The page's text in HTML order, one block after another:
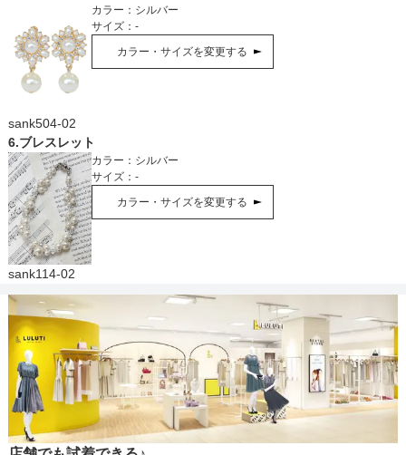
カラー： シルバー
サイズ： -
カラー・サイズを変更する
sank504-02
6.ブレスレット
カラー： シルバー
サイズ： -
カラー・サイズを変更する
sank114-02